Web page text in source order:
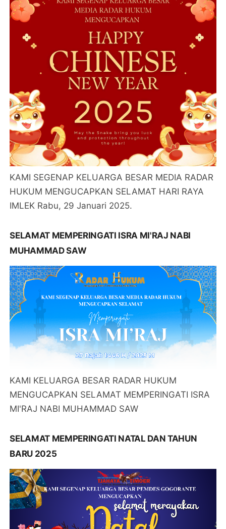
KAMI SEGENAP KELUARGA BESAR MEDIA RADAR
HUKUM MENGUCAPKAN SELAMAT HARI RAYA
IMLEK Rabu, 29 Januari 2025.
SELAMAT MEMPERINGATI ISRA MI'RAJ NABI
MUHAMMAD SAW
KAMI KELUARGA BESAR RADAR HUKUM
MENGUCAPKAN SELAMAT MEMPERINGATI ISRA
MI'RAJ NABI MUHAMMAD SAW
SELAMAT MEMPERINGATI NATAL DAN TAHUN
BARU 2025